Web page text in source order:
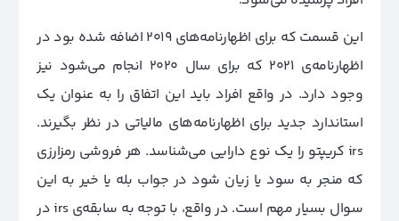
این قسمت که برای اظهارنامه‌های 2019 اضافه شده بود در
اظهارنامه‌ی 2021 که برای سال 2020 انجام می‌شود نیز
وجود دارد. در واقع افراد باید این اتفاق را به عنوان یک
استاندارد جدید برای اظهارنامه‌های مالیاتی در نظر بگیرند.
irs کریپتو را یک نوع دارایی می‌شناسد. هر فروشی رمزارزی
که منجر به سود یا زیان شود در جواب بله یا خیر به این
سوال بسیار مهم است. در واقع، با توجه به سابقه‌ی irs در